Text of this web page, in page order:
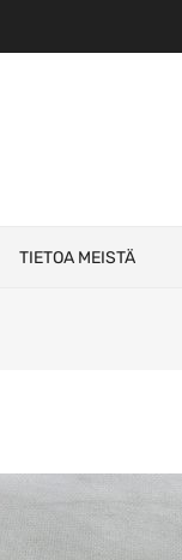
TIETOA MEISTÄ